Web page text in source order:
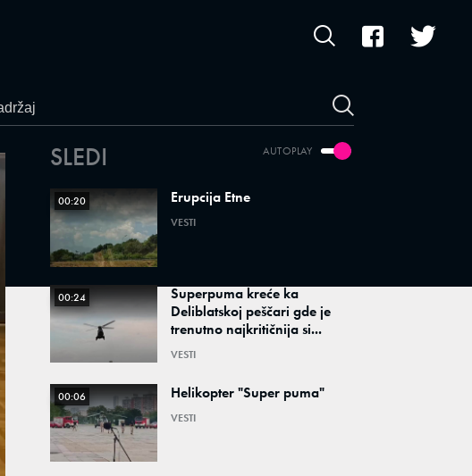
AUTOPLAY
SLEDI
00:20 Erupcija Etne
VESTI
00:24
Superpuma kreće ka
Deliblatskoj peščari gde je
trenutno najkritičnija si...
VESTI
00:06 Helikopter "Super puma"
VESTI